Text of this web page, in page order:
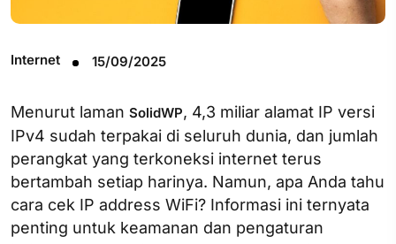
Internet 15/09/2025
Menurut laman SolidWP, 4,3 miliar alamat IP versi
IPv4 sudah terpakai di seluruh dunia, dan jumlah
perangkat yang terkoneksi internet terus
bertambah setiap harinya. Namun, apa Anda tahu
cara cek IP address WiFi? Informasi ini ternyata
penting untuk keamanan dan pengaturan